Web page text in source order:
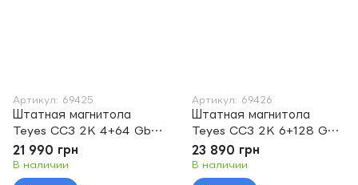
Артикул: 69425
Штатная магнитола
Teyes CC3 2K 4+64 Gb
Dodge Caliber PM 2009 -
2013 9"
21 990 грн
В наличии
Артикул: 69426
Штатная магнитола
Teyes CC3 2K 6+128 Gb
Dodge Caliber PM 2009 -
2013 9"
23 890 грн
В наличии